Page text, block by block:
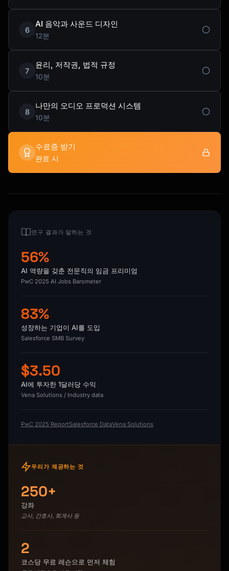
6
AI 음악과 사운드 디자인
12분
7
윤리, 저작권, 법적 규정
10분
8
나만의 오디오 프로덕션 시스템
10분
수료증 받기
완료 시
연구 결과가 말하는 것
56%
AI 역량을 갖춘 전문직의 임금 프리미엄
PwC 2025 AI Jobs Barometer
83%
성장하는 기업이 AI를 도입
Salesforce SMB Survey
$3.50
AI에 투자한 1달러당 수익
Vena Solutions / Industry data
PwC 2025 ReportSalesforce DataVena Solutions
우리가 제공하는 것
250+
강좌
교사, 간호사, 회계사 등
2
코스당 무료 레슨으로 먼저 체험